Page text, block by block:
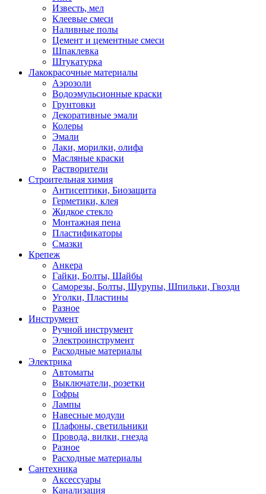
Известь, мел
Клеевые смеси
Наливные полы
Цемент и цементные смеси
Шпаклевка
Штукатурка
Лакокрасочные материалы
Аэрозоли
Водоэмульсионные краски
Грунтовки
Декоративные эмали
Колеры
Эмали
Лаки, морилки, олифа
Масляные краски
Растворители
Строительная химия
Антисептики, Биозащита
Герметики, клея
Жидкое стекло
Монтажная пена
Пластификаторы
Смазки
Крепеж
Анкера
Гайки, Болты, Шайбы
Саморезы, Болты, Шурупы, Шпильки, Гвозди
Уголки, Пластины
Разное
Инструмент
Ручной инструмент
Электроинструмент
Расходные материалы
Электрика
Автоматы
Выключатели, розетки
Гофры
Лампы
Навесные модули
Плафоны, светильники
Провода, вилки, гнезда
Разное
Расходные материалы
Сантехника
Аксессуары
Канализация